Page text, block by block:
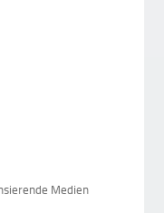
Medien